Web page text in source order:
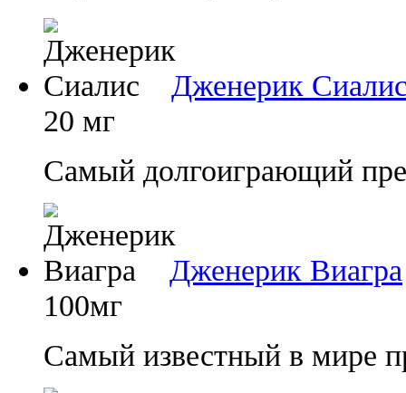
Дженерик
20 мг
Самый долгоиграющий
Дженерик Виагра
100мг
Самый известный в мире